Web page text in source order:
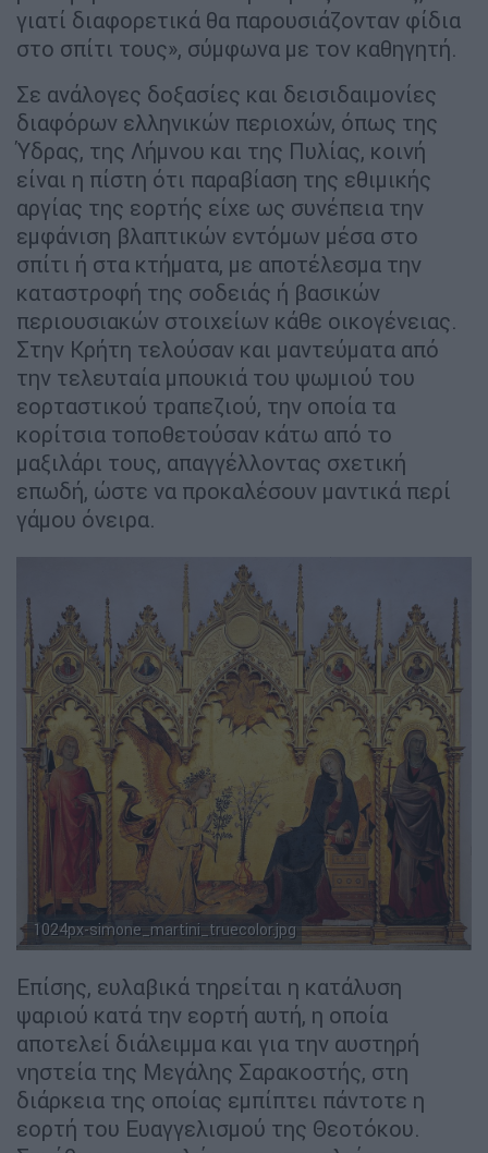
γιατί διαφορετικά θα παρουσιάζονταν φίδια
στο σπίτι τους», σύμφωνα με τον καθηγητή.
Σε ανάλογες δοξασίες και δεισιδαιμονίες
διαφόρων ελληνικών περιοχών, όπως της
Ύδρας, της Λήμνου και της Πυλίας, κοινή
είναι η πίστη ότι παραβίαση της εθιμικής
αργίας της εορτής είχε ως συνέπεια την
εμφάνιση βλαπτικών εντόμων μέσα στο
σπίτι ή στα κτήματα, με αποτέλεσμα την
καταστροφή της σοδειάς ή βασικών
περιουσιακών στοιχείων κάθε οικογένειας.
Στην Κρήτη τελούσαν και μαντεύματα από
την τελευταία μπουκιά του ψωμιού του
εορταστικού τραπεζιού, την οποία τα
κορίτσια τοποθετούσαν κάτω από το
μαξιλάρι τους, απαγγέλλοντας σχετική
επωδή, ώστε να προκαλέσουν μαντικά περί
γάμου όνειρα.
1024px-simone_martini_truecolor.jpg
Επίσης, ευλαβικά τηρείται η κατάλυση
ψαριού κατά την εορτή αυτή, η οποία
αποτελεί διάλειμμα και για την αυστηρή
νηστεία της Μεγάλης Σαρακοστής, στη
διάρκεια της οποίας εμπίπτει πάντοτε η
εορτή του Ευαγγελισμού της Θεοτόκου.